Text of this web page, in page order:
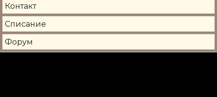
Контакт
Списание
Форум